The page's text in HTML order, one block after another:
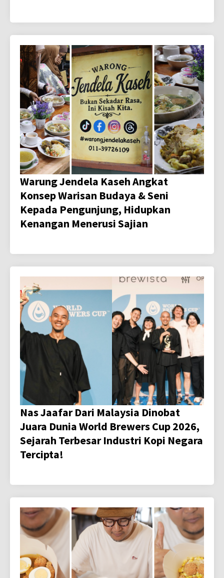
Warung Jendela Kaseh Angkat
Konsep Warisan Budaya & Seni
Kepada Pengunjung, Hidupkan
Kenangan Menerusi Sajian
Nas Jaafar Dari Malaysia Dinobat
Juara Dunia World Brewers Cup 2026,
Sejarah Terbesar Industri Kopi Negara
Tercipta!